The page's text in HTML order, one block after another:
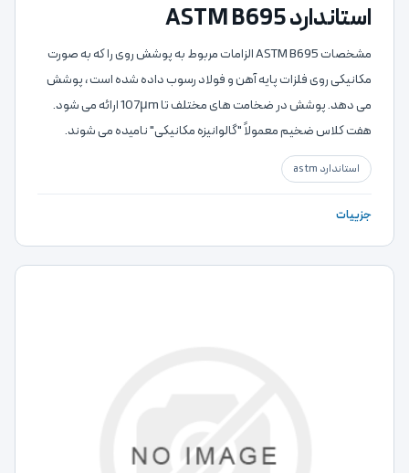
استاندارد ASTM B695
مشخصات ASTM B695 الزامات مربوط به پوشش روی را که به صورت
مکانیکی روی فلزات پایه آهن و فولاد رسوب داده شده است ، پوشش
می دهد. پوشش در ضخامت های مختلف تا 107μm ارائه می شود.
هفت کلاس ضخیم معمولاً "گالوانیزه مکانیکی" نامیده می شوند.
استاندارد astm
جزییات